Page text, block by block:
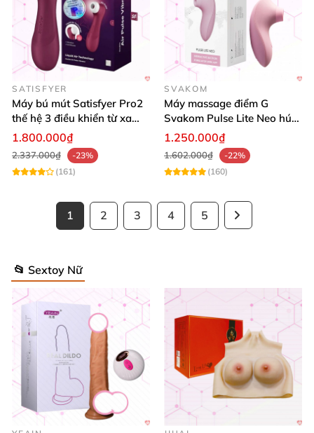
SATISFYER
Máy bú mút Satisfyer Pro2
thế hệ 3 điều khiển từ xa
tiện lợi
1.800.000₫
2.337.000₫
-23%
(161)
SVAKOM
Máy massage điểm G
Svakom Pulse Lite Neo hút
sóng âm điều khiển
1.250.000₫
1.602.000₫
-22%
(160)
1 2 3 4 5
📂 Sextoy Nữ